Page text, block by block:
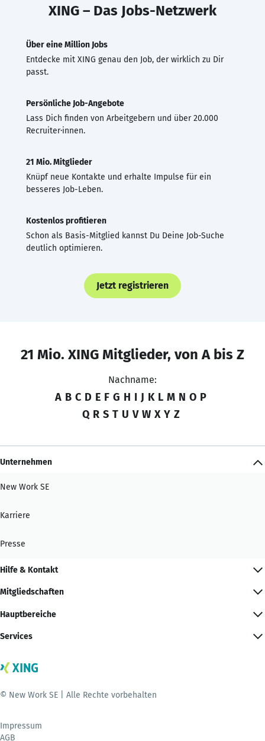
XING – Das Jobs-Netzwerk
Über eine Million Jobs
Entdecke mit XING genau den Job, der wirklich zu Dir
passt.
Persönliche Job-Angebote
Lass Dich finden von Arbeitgebern und über 20.000
Recruiter·innen.
21 Mio. Mitglieder
Knüpf neue Kontakte und erhalte Impulse für ein
besseres Job-Leben.
Kostenlos profitieren
Schon als Basis-Mitglied kannst Du Deine Job-Suche
deutlich optimieren.
Jetzt registrieren
21 Mio. XING Mitglieder, von A bis Z
Nachname:
A B C D E F G H I J K L M N O P
Q R S T U V W X Y Z
Unternehmen
New Work SE
Karriere
Presse
Hilfe & Kontakt
Mitgliedschaften
Hauptbereiche
Services
© New Work SE | Alle Rechte vorbehalten
Impressum
AGB